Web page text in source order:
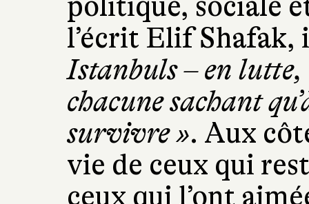
l’écrit Elif Shafak,
Istanbuls – en
chacune sachant
survivre ». Aux
vie de ceux qui
ceux qui l’ont